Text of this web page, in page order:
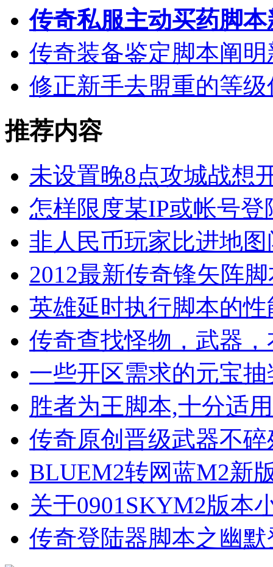
传奇私服主动买药脚
传奇装备鉴定脚本阐
修正新手去盟重的等
推荐内容
未设置晚8点攻城战想
怎样限度某IP或帐号
非人民币玩家比进地
2012最新传奇锋矢阵
英雄延时执行脚本的
传奇查找怪物，武器
一些开区需求的元宝
胜者为王脚本,十分适
传奇原创晋级武器不
BLUEM2转网蓝M2新
关于0901SKYM2版本
传奇登陆器脚本之幽